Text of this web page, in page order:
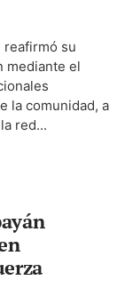
reafirmó su
mediante el
la comunidad, a
red...